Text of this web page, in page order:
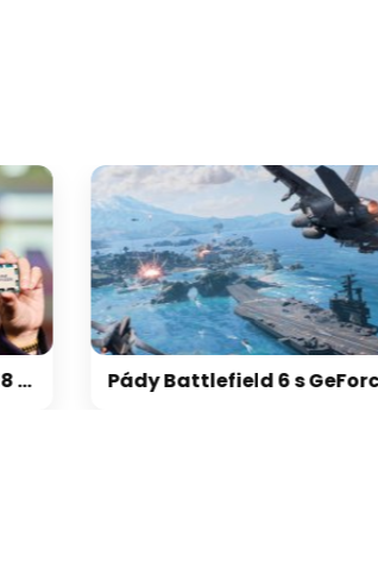
Pády Battlefield 6 s GeForce vyřešeny, netýkaly se jen vodní hladiny na RTX 5000